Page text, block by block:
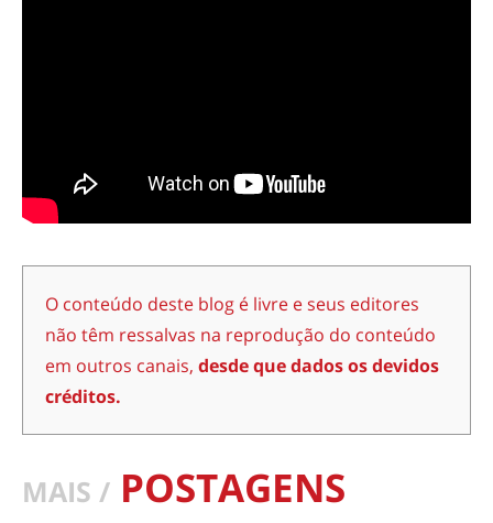
O conteúdo deste blog é livre e seus editores
não têm ressalvas na reprodução do conteúdo
em outros canais, desde que dados os devidos
créditos.
MAIS / POSTAGENS